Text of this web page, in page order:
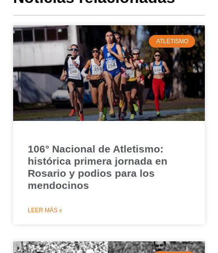
ATLETISMO
106° Nacional de Atletismo:
histórica primera jornada en
Rosario y podios para los
mendocinos
LEER MÁS »